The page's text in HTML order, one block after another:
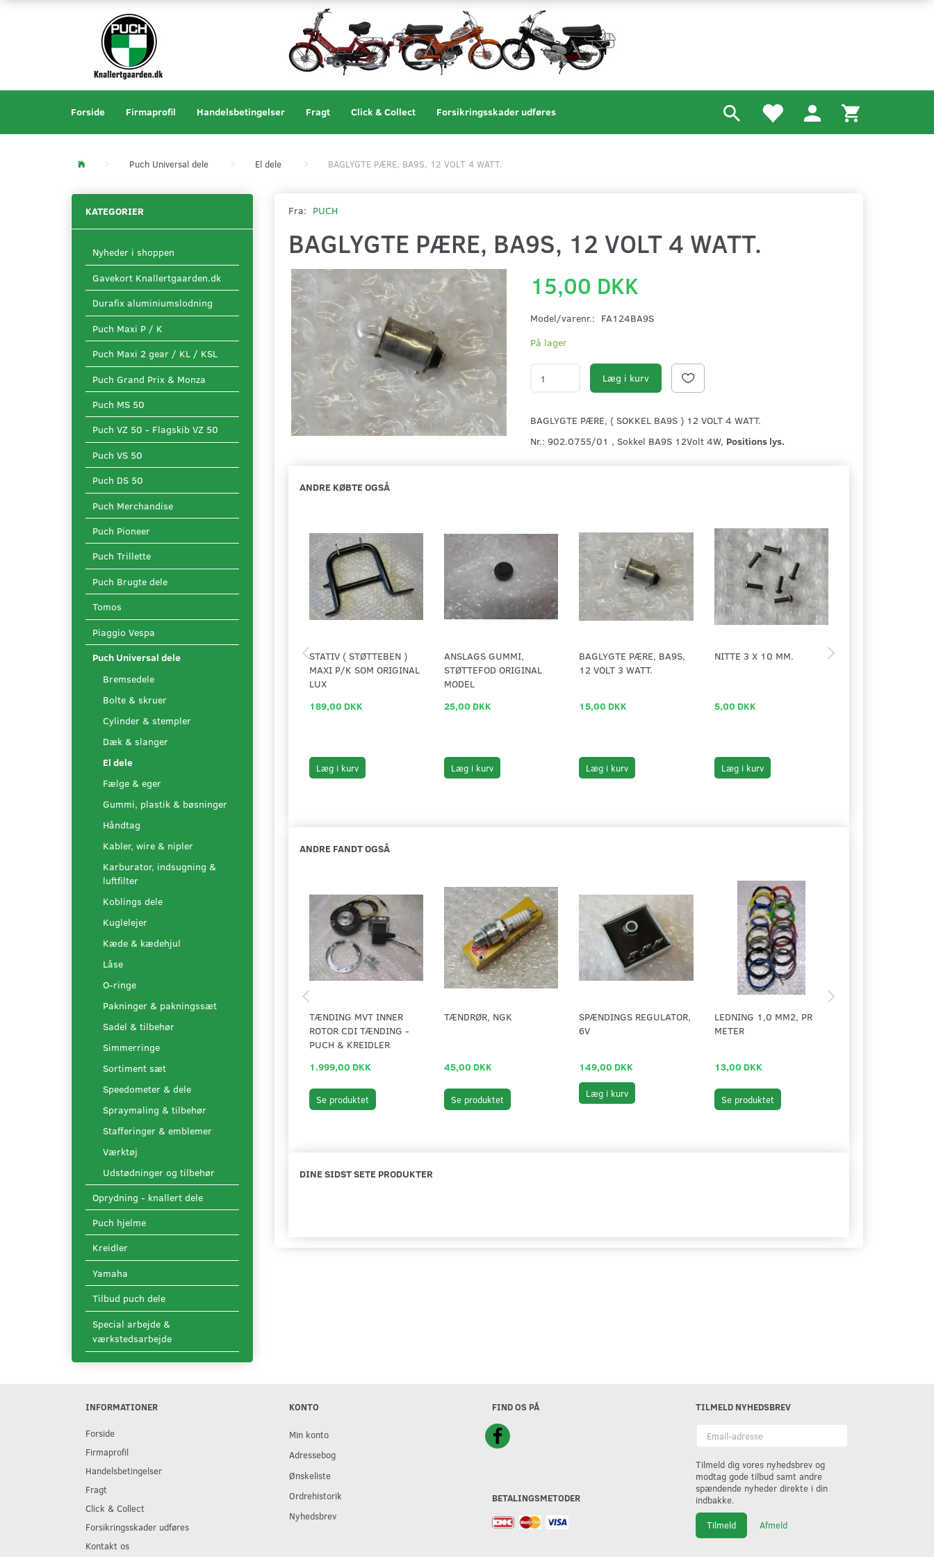
Forside Firmaprofil Handelsbetingelser Fragt Click & Collect Forsikringsskader udføres
Puch Universal dele El dele BAGLYGTE PÆRE, BA9S, 12 VOLT 4 WATT.
KATEGORIER
Nyheder i shoppen
Gavekort Knallertgaarden.dk
Durafix aluminiumslodning
Puch Maxi P / K
Puch Maxi 2 gear / KL / KSL
Puch Grand Prix & Monza
Puch MS 50
Puch VZ 50 - Flagskib VZ 50
Puch VS 50
Puch DS 50
Puch Merchandise
Puch Pioneer
Puch Trillette
Puch Brugte dele
Tomos
Piaggio Vespa
Puch Universal dele
Bremsedele
Bolte & skruer
Cylinder & stempler
Dæk & slanger
El dele
Fælge & eger
Gummi, plastik & bøsninger
Håndtag
Kabler, wire & nipler
Karburator, indsugning &
luftfilter
Koblings dele
Kuglelejer
Kæde & kædehjul
Låse
O-ringe
Pakninger & pakningssæt
Sadel & tilbehør
Simmerringe
Sortiment sæt
Speedometer & dele
Spraymaling & tilbehør
Stafferinger & emblemer
Værktøj
Udstødninger og tilbehør
Oprydning - knallert dele
Puch hjelme
Kreidler
Yamaha
Tilbud puch dele
Special arbejde &
værkstedsarbejde
Fra: PUCH
BAGLYGTE PÆRE, BA9S, 12 VOLT 4 WATT.
15,00 DKK
Model/varenr.: FA124BA9S
På lager
Læg i kurv
BAGLYGTE PÆRE, ( SOKKEL BA9S ) 12 VOLT 4 WATT.
Nr.: 902.0755/01 , Sokkel BA9S 12Volt 4W, Positions lys.
ANDRE KØBTE OGSÅ
STATIV ( STØTTEBEN )
MAXI P/K SOM ORIGINAL
LUX
189,00 DKK
Læg i kurv
ANSLAGS GUMMI,
STØTTEFOD ORIGINAL
MODEL
25,00 DKK
Læg i kurv
BAGLYGTE PÆRE, BA9S,
12 VOLT 3 WATT.
15,00 DKK
Læg i kurv
NITTE 3 X 10 MM.
5,00 DKK
Læg i kurv
ANDRE FANDT OGSÅ
TÆNDING MVT INNER
ROTOR CDI TÆNDING -
PUCH & KREIDLER
1.999,00 DKK
Se produktet
TÆNDRØR, NGK
45,00 DKK
Se produktet
SPÆNDINGS REGULATOR,
6V
149,00 DKK
Læg i kurv
LEDNING 1,0 MM2, PR
METER
13,00 DKK
Se produktet
DINE SIDST SETE PRODUKTER
INFORMATIONER
Forside
Firmaprofil
Handelsbetingelser
Fragt
Click & Collect
Forsikringsskader udføres
Kontakt os
KONTO
Min konto
Adressebog
Ønskeliste
Ordrehistorik
Nyhedsbrev
FIND OS PÅ
BETALINGSMETODER
TILMELD NYHEDSBREV
adresse
Tilmeld dig vores nyhedsbrev og
modtag gode tilbud samt andre
spændende nyheder direkte i din
indbakke.
Tilmeld Afmeld